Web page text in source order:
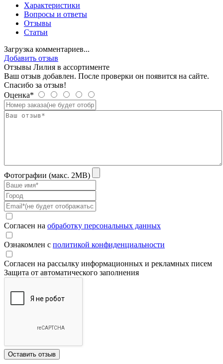
Характеристики
Вопросы и ответы
Отзывы
Статьи
Загрузка комментариев...
Добавить отзыв
Отзывы Лилия в ассортименте
Ваш отзыв добавлен. После проверки он появится на сайте.
Спасибо за отзыв!
Оценка*
Фотографии (макс. 2MB)
Согласен на обработку персональных данных
Ознакомлен с политикой конфиденциальности
Согласен на рассылку информационных и рекламных писем
Защита от автоматического заполнения